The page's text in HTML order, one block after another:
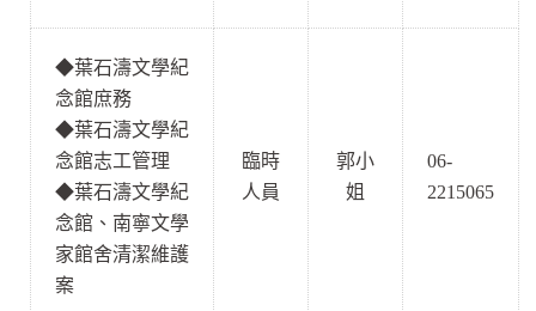
◆葉石濤文學紀
念館庶務
◆葉石濤文學紀
念館志工管理
◆葉石濤文學紀
念館、南寧文學
家館舍清潔維護
案
臨時
人員
郭小
姐
06-
2215065